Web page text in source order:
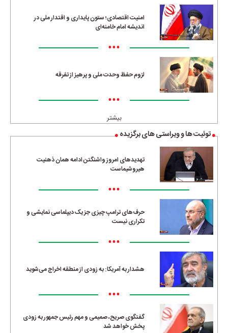
امنیت اقتصادی؛ ستون پایداری و اقتدار ملی در
اندیشه امام خامنه‌ای
•••
لزوم حفظ وحدت ملی و پرهیز از تفرقه
•••
بیشتر
توئیت ها و ویراستی های برگزیده
تهدیدهای امروز واشنگتن ادامه همان ذهنیت
هیروشیماست
•••
حرف‌های ترامپ چیزی جز یک دیپلماسی نمایشی و
تکراری نیست
•••
هشدار به آمریکا: به زودی از منطقه اخراج می‌شوید
•••
گفتگوی صریح، صمیمی و مهم رئیس جمهور به زودی
پخش خواهد شد